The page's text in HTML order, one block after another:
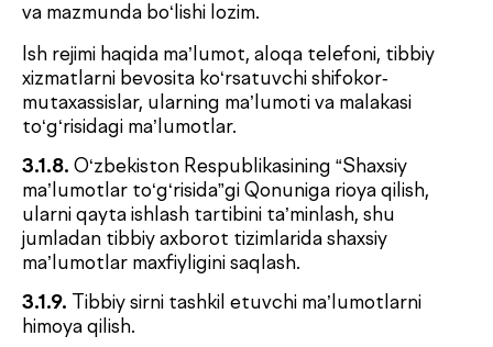
3.2.6.O‘z shaxsiy ma’lumotlarini qayta ishlashga
3.2.7.Tibbiy aralashuvni talab qiladigan tibbiy
xizmatlar ko‘rsatilganda, Klinikaga tibbiy
aralashuvga oid xabardor qilingan ixtiyoriy rozilikni
taqdim etish.
3.2.8.Klinikaning boshqa bemorlari va tashrif
buyuruvchilariga, shuningdek tibbiy va xizmat
ko‘rsatuvchi xodimlarga hurmat bilan munosabatda
bo‘lish, umumqabul qilingan odob-axloq va xulq-
atvor qoidalariga rioya qilish (xodimlarga nisbatan
noo‘rin jismoniy harakatlar qilmaslik, Klinika mulkiga
zarar yetkazmaslik, ovozni ko‘tarmaslik, haqorat
qilmaslik, Klinikaga alkogol yoki narkotik mast
holatda kelmaslik, o‘zi bilan hayvon olib kirmaslik va
boshqalar).